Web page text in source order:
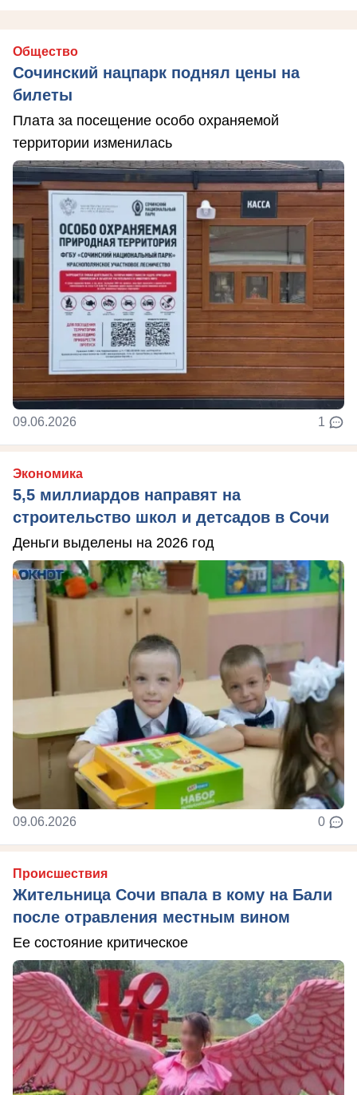
Общество
Сочинский нацпарк поднял цены на
билеты
Плата за посещение особо охраняемой
территории изменилась
09.06.2026 1
Экономика
5,5 миллиардов направят на
строительство школ и детсадов в Сочи
Деньги выделены на 2026 год
09.06.2026 0
Происшествия
Жительница Сочи впала в кому на Бали
после отравления местным вином
Ее состояние критическое